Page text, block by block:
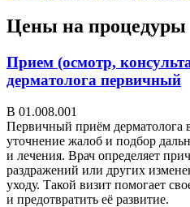
Цены на процедуры
Прием (осмотр,
дерматолога первичный
В 01.008.001
Первичный приём дерматолога
уточнение жалоб и подбор
и лечения. Врач определяет
раздражений или других
уходу. Такой визит помогает
и предотвратить её развитие.